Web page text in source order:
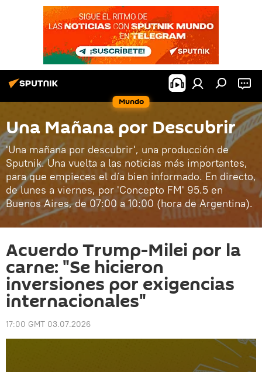
Mundo
Una Mañana por Descubrir
'Una mañana por descubrir', una producción de
Sputnik. Una vuelta a las noticias más importantes,
para que empieces el día bien informado. En directo,
de lunes a viernes, por 'Concepto FM' 95.5 en
Buenos Aires, de 07:00 a 10:00 (hora de Argentina).
Acuerdo Trump-Milei por la
carne: "Se hicieron
inversiones por exigencias
internacionales"
17:00 GMT 03.07.2026